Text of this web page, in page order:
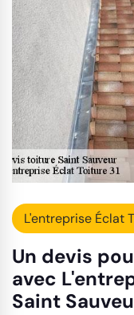
L'entreprise Éclat
Un devis
avec
Saint